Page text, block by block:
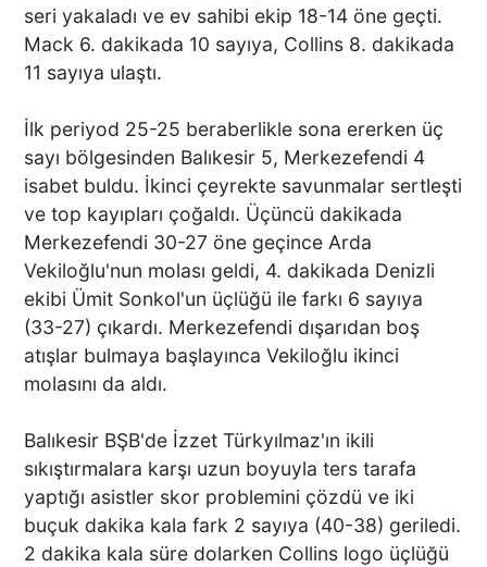
seri yakaladı ve ev sahibi ekip 18-14 öne geçti.
Mack 6. dakikada 10 sayıya, Collins 8. dakikada
11 sayıya ulaştı.
İlk periyod 25-25 beraberlikle sona ererken üç
sayı bölgesinden Balıkesir 5, Merkezefendi 4
isabet buldu. İkinci çeyrekte savunmalar sertleşti
ve top kayıpları çoğaldı. Üçüncü dakikada
Merkezefendi 30-27 öne geçince Arda
Vekiloğlu'nun molası geldi, 4. dakikada Denizli
ekibi Ümit Sonkol'un üçlüğü ile farkı 6 sayıya
(33-27) çıkardı. Merkezefendi dışarıdan boş
atışlar bulmaya başlayınca Vekiloğlu ikinci
molasını da aldı.
Balıkesir BŞB'de İzzet Türkyılmaz'ın ikili
sıkıştırmalara karşı uzun boyuyla ters tarafa
yaptığı asistler skor problemini çözdü ve iki
buçuk dakika kala fark 2 sayıya (40-38) geriledi.
2 dakika kala süre dolarken Collins logo üçlüğü